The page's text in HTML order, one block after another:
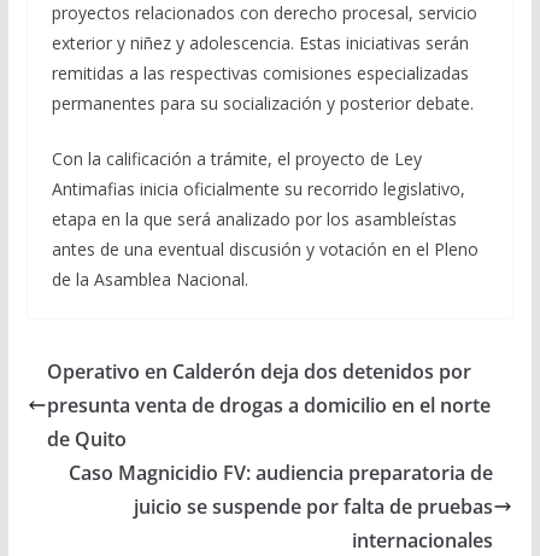
proyectos relacionados con derecho procesal, servicio
exterior y niñez y adolescencia. Estas iniciativas serán
remitidas a las respectivas comisiones especializadas
permanentes para su socialización y posterior debate.
Con la calificación a trámite, el proyecto de Ley
Antimafias inicia oficialmente su recorrido legislativo,
etapa en la que será analizado por los asambleístas
antes de una eventual discusión y votación en el Pleno
de la Asamblea Nacional.
Operativo en Calderón deja dos detenidos por
presunta venta de drogas a domicilio en el norte
de Quito
Caso Magnicidio FV: audiencia preparatoria de
juicio se suspende por falta de pruebas
internacionales